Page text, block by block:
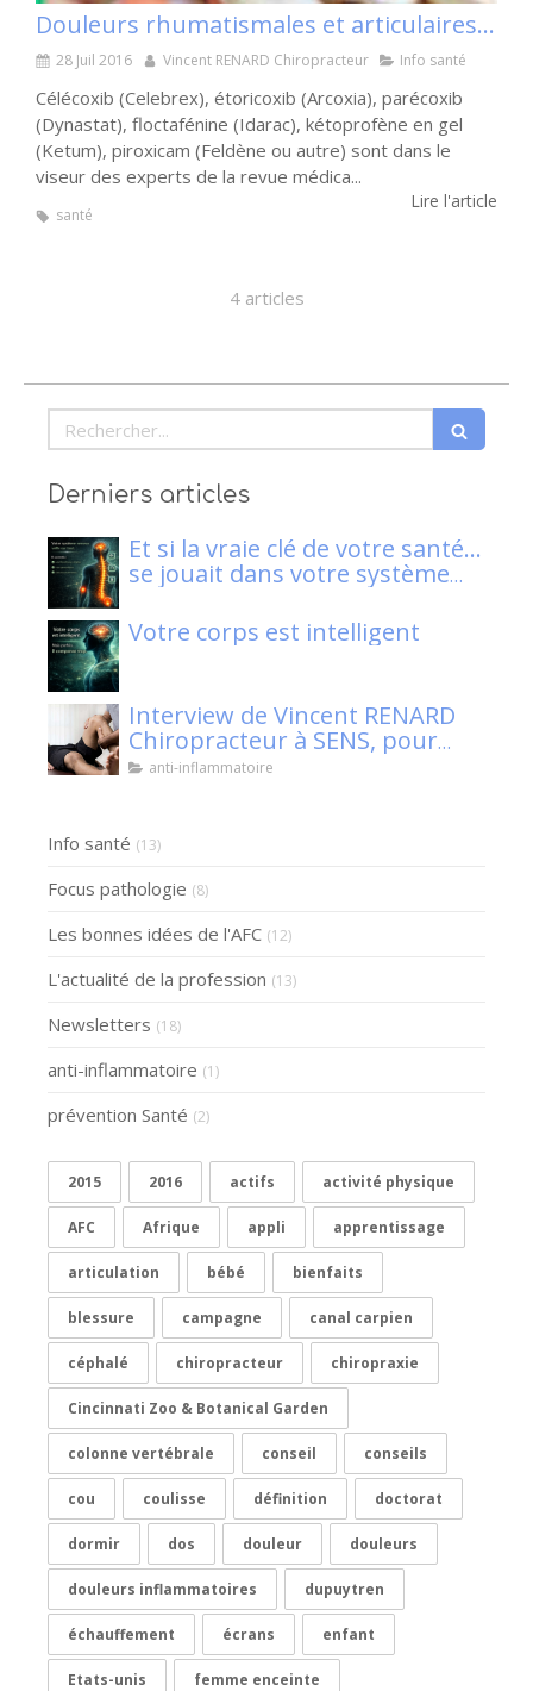
Douleurs rhumatismales et articulaires : les médicaments qui font mal
28 Juil 2016 Vincent RENARD Chiropracteur Info santé
Célécoxib (Celebrex), étoricoxib (Arcoxia), parécoxib
(Dynastat), floctafénine (Idarac), kétoprofène en gel
(Ketum), piroxicam (Feldène ou autre) sont dans le
viseur des experts de la revue médica...
Lire l'article
santé
4 articles
Rechercher
Derniers articles
Et si la vraie clé de votre santé…
se jouait dans votre système
Votre corps est intelligent
Interview de Vincent RENARD
Chiropracteur à SENS, pour
Klaser.
anti-inflammatoire
Info santé (13)
Focus pathologie (8)
Les bonnes idées de l'AFC (12)
L'actualité de la profession (13)
Newsletters (18)
anti-inflammatoire (1)
prévention Santé (2)
2015 2016 actifs activité physique
AFC Afrique appli apprentissage
articulation bébé bienfaits
blessure campagne canal carpien
céphalé chiropracteur chiropraxie
Cincinnati Zoo & Botanical Garden
colonne vertébrale conseil conseils
cou coulisse définition doctorat
dormir dos douleur douleurs
douleurs inflammatoires dupuytren
échauffement écrans enfant
Etats-unis femme enceinte